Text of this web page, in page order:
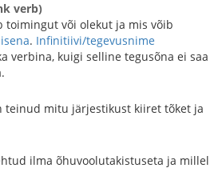
verb)
toimingut või olekut ja mis võib
. Infinitiivi/tegevusnime
verbina, kuigi selline tegusõna ei saa
teinud mitu järjestikust kiiret tõket ja
ilma õhuvoolutakistuseta ja millel